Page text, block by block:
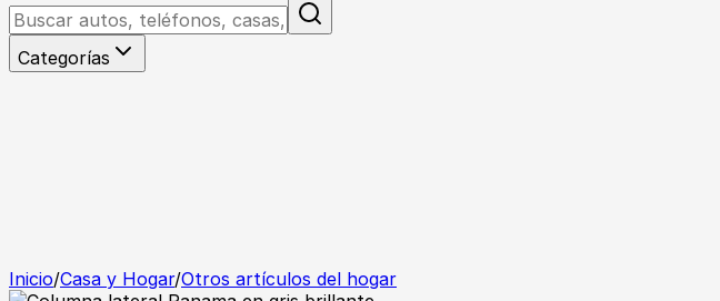
Categorías
Inicio/Casa y Hogar/Otros artículos del hogar